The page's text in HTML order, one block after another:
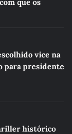
que os
vice na
para presidente
histórico